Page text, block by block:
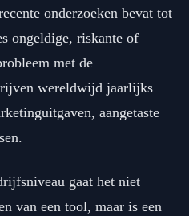
onderzoeken bevat tot
ongeldige, riskante of
met de
wereldwijd jaarlijks
aangetaste
gaat het niet
van een tool, maar is een